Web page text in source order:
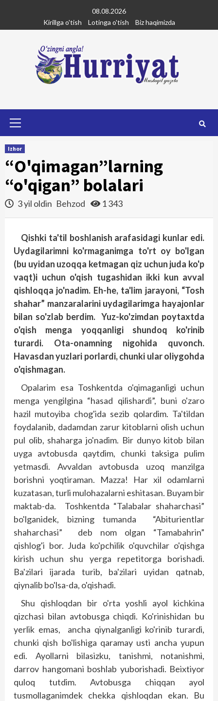
content
08.08.2026
Kirillga o'tish
Lotinga o'tish Biz haqimizda
Izhor
“O'qimagan”larning
“o'qigan” bolalari
3 yil oldin Behzod 1 343
Qishki ta'til boshlanish arafasidagi kunlar edi.
Uydagilarimni ko'rmaganimga to'rt oy bo'lgan
(bu uyidan uzoqqa ketmagan qiz uchun juda ko'p
vaqt)i uchun o'qish tugashidan ikki kun avval
qishloqqa jo'nadim. Eh-he, ta'lim jarayoni, “Tosh
shahar” manzaralarini uydagilarimga hayajonlar
bilan so'zlab berdim. Yuz-ko'zimdan poytaxtda
o'qish menga yoqqanligi shundoq ko'rinib
turardi. Ota-onamning nigohida quvonch.
Havasdan yuzlari porlardi, chunki ular oliygohda
o'qishmagan.
Opalarim esa Toshkentda o'qimaganligi uchun
menga yengilgina “hasad qilishardi”, buni o'zaro
hazil mutoyiba chog'ida sezib qolardim. Ta'tildan
foydalanib, dadamdan zarur kitoblarni olish uchun
pul olib, shaharga jo'nadim. Bir dunyo kitob bilan
uyga avtobusda qaytdim, chunki taksiga pulim
yetmasdi. Avvaldan avtobusda uzoq manzilga
borishni yoqtiraman. Mazza! Har xil odamlarni
kuzatasan, turli mulohazalarni eshitasan. Buyam bir
maktab-da. Toshkentda “Talabalar shaharchasi”
bo'lganidek, bizning tumanda “Abiturientlar
shaharchasi” deb nom olgan “Tamabahrin”
qishlog'i bor. Juda ko'pchilik o'quvchilar o'qishga
kirish uchun shu yerga repetitorga borishadi.
Ba'zilari ijarada turib, ba'zilari uyidan qatnab,
qiynalib bo'lsa-da, o'qishadi.
Shu qishloqdan bir o'rta yoshli ayol kichkina
qizchasi bilan avtobusga chiqdi. Ko'rinishidan bu
yerlik emas, ancha qiynalganligi ko'rinib turardi,
chunki qish bo'lishiga qaramay usti ancha yupun
edi. Ayollarni bilasizku, tanishmi, notanishmi,
darrov hangomani boshlab yuborishadi. Beixtiyor
quloq tutdim. Avtobusga chiqqan ayol
tusmollaganimdek chekka qishloqdan ekan. Bu